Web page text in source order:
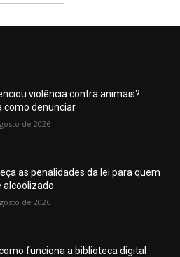
violência contra animais?
como denunciar
de 2026
as penalidades da lei para quem
alcoolizado
de 2026
funciona a biblioteca digital